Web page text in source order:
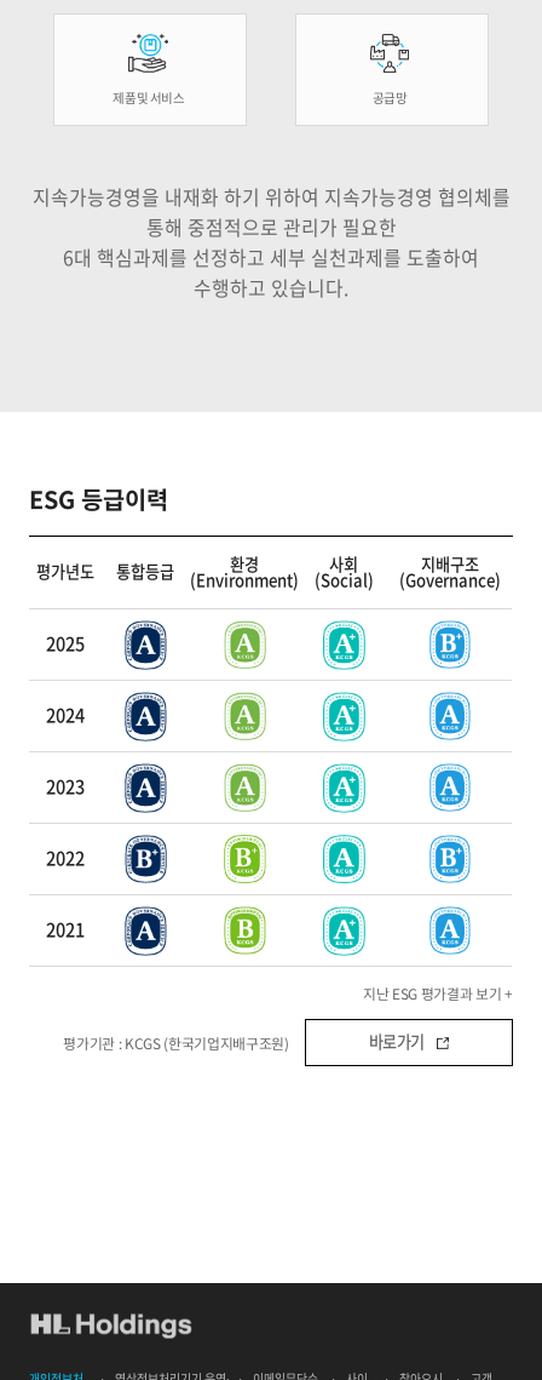
제품 및 서비스 공급망
지속가능경영을 내재화 하기 위하여 지속가능경영 협의체를
통해 중점적으로 관리가 필요한
6대 핵심과제를 선정하고 세부 실천과제를 도출하여
수행하고 있습니다.
ESG 등급이력
평가년도 통합등급 환경
(Environment)
사회
(Social)
지배구조
(Governance)
2025
2024
2023
2022
2021
지난 ESG 평가결과 보기 +
평가기관 : KCGS (한국기업지배구조원) 바로가기